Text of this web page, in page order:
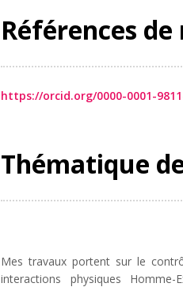
Références
https://orcid.org/0000-0001-
Thématique
Mes travaux portent sur le
interactions physiques